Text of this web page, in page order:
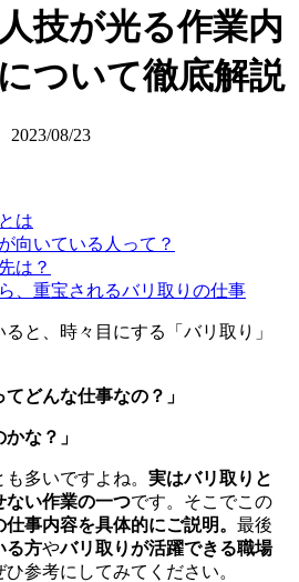
技が光る作業内
ついて徹底解説
2023/08/23
は
向いている人って？
は？
、重宝されるバリ取りの仕事
と、時々目にする「バリ取り」
てどんな仕事なの？」
な？」
多いですよね。 実はバリ取りと
ない作業の一つです。そこでこの
事内容を具体的にご説明。 最後
る方やバリ取りが活躍できる職場
参考にしてみてください。